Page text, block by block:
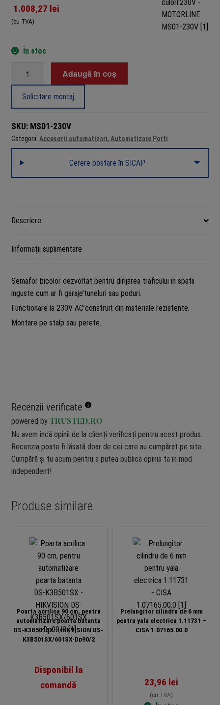
1.008,27 lei
(cu TVA)
În stoc
trafic'doua
MOTORLINE
MS01-
Adaugă în coș
Solicitare montaj
SKU: MS01-230V
Categorii: Accesorii automatizari, Automatizare Porti
Cerere postare în SICAP
Descriere
Informații suplimentare
Semafor bicolor dezvoltat pentru dirijarea traficului in spatii
inguste cum ar fi garaje’tuneluri sau poduri.
Functionare la 230V AC’construit din materiale rezistente.
Montare pe stalp sau perete.
Recenzii verificate
powered by TRUSTED.RO
Nu avem încă opinii de la clienți verificați pentru acest produs.
Recenzia poate fi lăsată doar de cei care au cumpărat pe site.
Cumpără și tu acum pentru a putea publica opinia ta în mod
independent!
Produse similare
Poarta acrilica 90 cm, pentru
automatizare poarta batanta
DS-K3B501SX – HIKVISION DS-
K3B501SX/601SX-Dp90/2
Disponibil la
comandă
Prelungitor cilindru de 6 mm
pentru yala electrica 1.11731 –
CISA 1.07165.00.0
23,96 lei
(cu TVA)